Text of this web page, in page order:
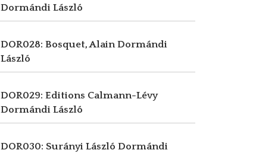
Dormándi László
DOR028: Bosquet, AlainDormándi
László
DOR029: Editions Calmann-Lévy
Dormándi László
DOR030: Surányi László Dormándi